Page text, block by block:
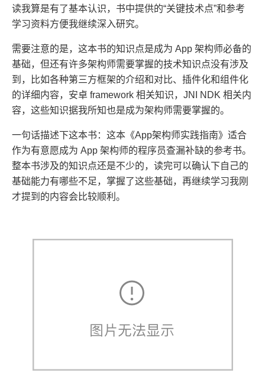
读我算是有了基本认识，书中提供的“关键技术点”和参考
学习资料方便我继续深入研究。
需要注意的是，这本书的知识点是成为 App 架构师必备的
基础，但还有许多架构师需要掌握的技术知识点没有涉及
到，比如各种第三方框架的介绍和对比、插件化和组件化
的详细内容，安卓 framework 相关知识，JNI NDK 相关内
容，这些知识据我所知也是成为架构师需要掌握的。
一句话描述下这本书：这本《App架构师实践指南》适合
作为有意愿成为 App 架构师的程序员查漏补缺的参考书。
整本书涉及的知识点还是不少的，读完可以确认下自己的
基础能力有哪些不足，掌握了这些基础，再继续学习我刚
才提到的内容会比较顺利。